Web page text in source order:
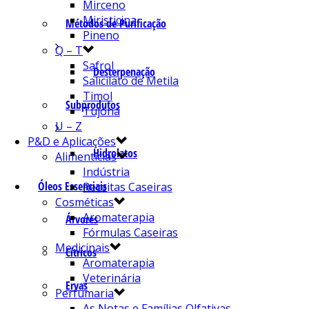
Métodos de Purificação
Desterpenação
Subprodutos
Hidrolatos
Óleos Essenciais
Árvores
Cítricos
Ervas
Mirceno
Miristicina
Pineno
Q – T
Safrol
Salicilato de Metila
Timol
Tujona
U – Z
P&D e Aplicações
Alimentícias
Indústria
Receitas Caseiras
Cosméticas
Aromaterapia
Fórmulas Caseiras
Medicinais
Aromaterapia
Veterinária
Perfumaria